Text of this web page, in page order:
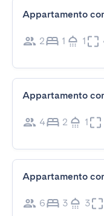
Appartamento
2 1 1
Appartamento
4 2 1
Appartamento
6 3 3